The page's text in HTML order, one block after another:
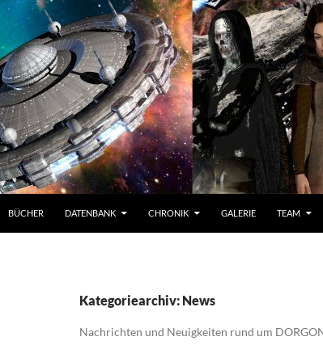
BÜCHER DATENBANK CHRONIK GALERIE TEAM
Kategoriearchiv: News
Nachrichten und Neuigkeiten rund um